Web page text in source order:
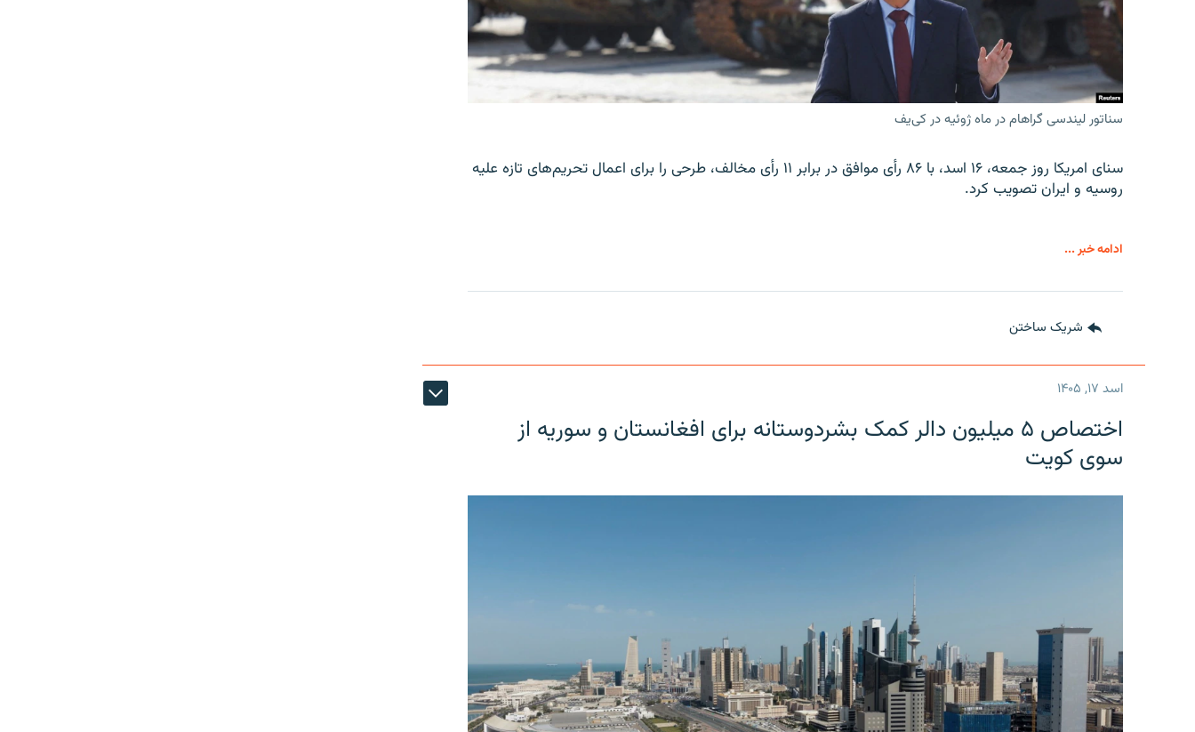
سناتور لیندسی گراهام در ماه ژوئیه در کی‌یف
سنای امریکا روز جمعه، ۱۶ اسد، با ۸۶ رأی موافق در برابر ۱۱ رأی مخالف، طرحی را برای اعمال تحریم‌های تازه علیه
روسیه و ایران تصویب کرد.
ادامه خبر ...
شریک ساختن
اسد ۱۷, ۱۴۰۵
اختصاص ۵ میلیون دالر کمک بشردوستانه برای افغانستان و سوریه از
سوی کویت